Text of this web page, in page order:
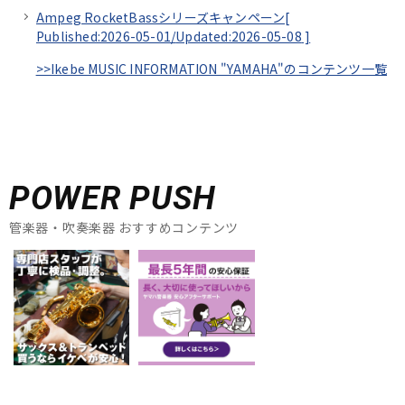
Ampeg RocketBassシリーズキャンペーン[
Published:2026-05-01/Updated:2026-05-08 ]
>>Ikebe MUSIC INFORMATION "YAMAHA"のコンテンツ一覧
POWER PUSH
管楽器・吹奏楽器 おすすめコンテンツ